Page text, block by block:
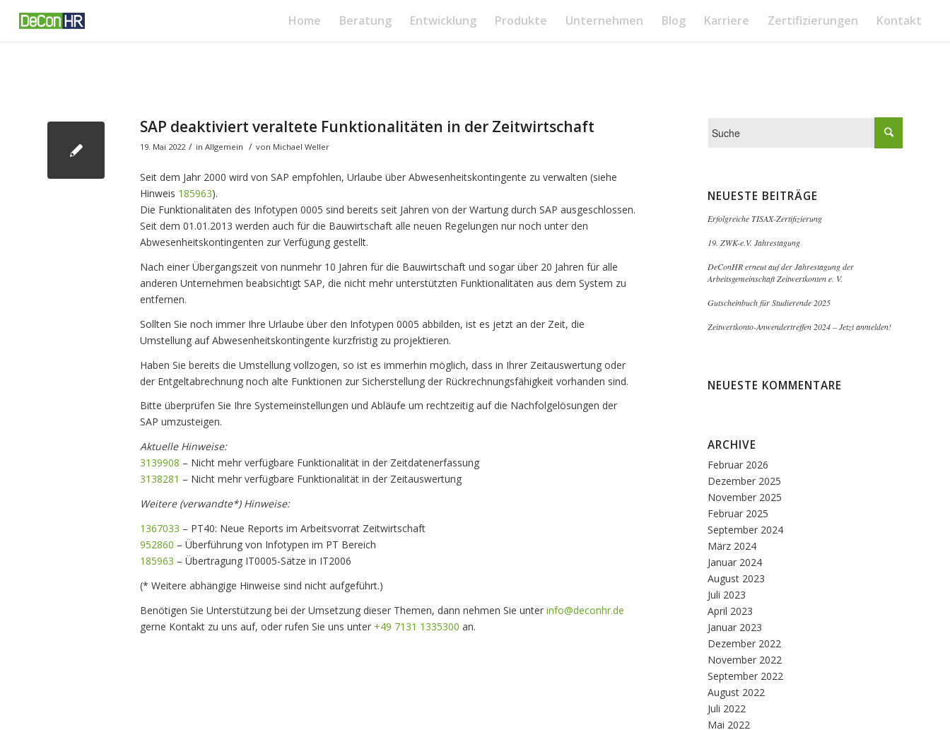
Home Beratung Entwicklung Produkte Unternehmen Blog Karriere Zertifizierungen Kontakt
SAP deaktiviert veraltete Funktionalitäten in der Zeitwirtschaft
19. Mai 2022 / in Allgemein / von Michael Weller
Seit dem Jahr 2000 wird von SAP empfohlen, Urlaube über Abwesenheitskontingente zu verwalten (siehe
Hinweis 185963).
Die Funktionalitäten des Infotypen 0005 sind bereits seit Jahren von der Wartung durch SAP ausgeschlossen.
Seit dem 01.01.2013 werden auch für die Bauwirtschaft alle neuen Regelungen nur noch unter den
Abwesenheitskontingenten zur Verfügung gestellt.
Nach einer Übergangszeit von nunmehr 10 Jahren für die Bauwirtschaft und sogar über 20 Jahren für alle
anderen Unternehmen beabsichtigt SAP, die nicht mehr unterstützten Funktionalitäten aus dem System zu
entfernen.
Sollten Sie noch immer Ihre Urlaube über den Infotypen 0005 abbilden, ist es jetzt an der Zeit, die
Umstellung auf Abwesenheitskontingente kurzfristig zu projektieren.
Haben Sie bereits die Umstellung vollzogen, so ist es immerhin möglich, dass in Ihrer Zeitauswertung oder
der Entgeltabrechnung noch alte Funktionen zur Sicherstellung der Rückrechnungsfähigkeit vorhanden sind.
Bitte überprüfen Sie Ihre Systemeinstellungen und Abläufe um rechtzeitig auf die Nachfolgelösungen der
SAP umzusteigen.
Aktuelle Hinweise:
3139908 – Nicht mehr verfügbare Funktionalität in der Zeitdatenerfassung
3138281 – Nicht mehr verfügbare Funktionalität in der Zeitauswertung
Weitere (verwandte*) Hinweise:
1367033 – PT40: Neue Reports im Arbeitsvorrat Zeitwirtschaft
952860 – Überführung von Infotypen im PT Bereich
185963 – Übertragung IT0005-Sätze in IT2006
(* Weitere abhängige Hinweise sind nicht aufgeführt.)
Benötigen Sie Unterstützung bei der Umsetzung dieser Themen, dann nehmen Sie unter info@deconhr.de
gerne Kontakt zu uns auf, oder rufen Sie uns unter +49 7131 1335300 an.
NEUESTE BEITRÄGE
Erfolgreiche TISAX-Zertifizierung
19. ZWK-e.V. Jahrestagung
DeConHR erneut auf der Jahrestagung der
Arbeitsgemeinschaft Zeitwertkonten e. V.
Gutscheinbuch für Studierende 2025
Zeitwertkonto-Anwendertreffen 2024 – Jetzt anmelden!
NEUESTE KOMMENTARE
ARCHIVE
Februar 2026
Dezember 2025
November 2025
Februar 2025
September 2024
März 2024
Januar 2024
August 2023
Juli 2023
April 2023
Januar 2023
Dezember 2022
November 2022
September 2022
August 2022
Juli 2022
Mai 2022